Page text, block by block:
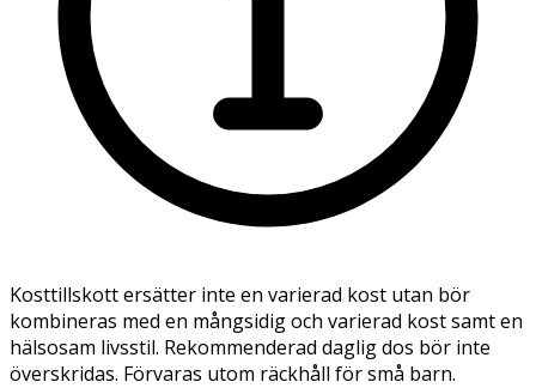
Kosttillskott ersätter inte en varierad kost utan bör
kombineras med en mångsidig och varierad kost samt en
hälsosam livsstil. Rekommenderad daglig dos bör inte
överskridas. Förvaras utom räckhåll för små barn.